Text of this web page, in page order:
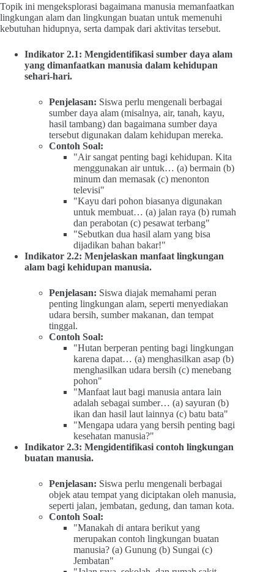
Topik ini mengeksplorasi bagaimana manusia memanfaatkan
lingkungan alam dan lingkungan buatan untuk memenuhi
kebutuhan hidupnya, serta dampak dari aktivitas tersebut.
Indikator 2.1: Mengidentifikasi sumber daya alam
yang dimanfaatkan manusia dalam kehidupan
sehari-hari.
Penjelasan: Siswa perlu mengenali berbagai
sumber daya alam (misalnya, air, tanah, kayu,
hasil tambang) dan bagaimana sumber daya
tersebut digunakan dalam kehidupan mereka.
Contoh Soal:
"Air sangat penting bagi kehidupan. Kita
menggunakan air untuk… (a) bermain (b)
minum dan memasak (c) menonton
televisi"
"Kayu dari pohon biasanya digunakan
untuk membuat… (a) jalan raya (b) rumah
dan perabotan (c) pesawat terbang"
"Sebutkan dua hasil alam yang bisa
dijadikan bahan bakar!"
Indikator 2.2: Menjelaskan manfaat lingkungan
alam bagi kehidupan manusia.
Penjelasan: Siswa diajak memahami peran
penting lingkungan alam, seperti menyediakan
udara bersih, sumber makanan, dan tempat
tinggal.
Contoh Soal:
"Hutan berperan penting bagi lingkungan
karena dapat… (a) menghasilkan asap (b)
menghasilkan udara bersih (c) menebang
pohon"
"Manfaat laut bagi manusia antara lain
adalah sebagai sumber… (a) sayuran (b)
ikan dan hasil laut lainnya (c) batu bata"
"Mengapa udara yang bersih penting bagi
kesehatan manusia?"
Indikator 2.3: Mengidentifikasi contoh lingkungan
buatan manusia.
Penjelasan: Siswa perlu mengenali berbagai
objek atau tempat yang diciptakan oleh manusia,
seperti jalan, jembatan, gedung, dan taman kota.
Contoh Soal:
"Manakah di antara berikut yang
merupakan contoh lingkungan buatan
manusia? (a) Gunung (b) Sungai (c)
Jembatan"